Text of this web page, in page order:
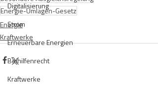
Digitalisierung
Strom
Erneuerbare Energien
Beihilfenrecht
Kraftwerke
Energie-Umlagen-Gesetz
Energie
Kraftwerke